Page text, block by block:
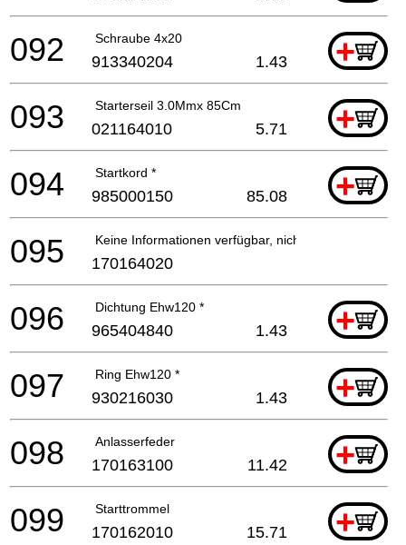
Schraube 4x20 +
092 913340204 1.43
Starterseil 3.0Mmx 85Cm +
093 021164010 5.71
Startkord * +
094 985000150 85.08
Keine Informationen verfügbar, nicht bestellbar
095 170164020
Dichtung Ehw120 * +
096 965404840 1.43
Ring Ehw120 * +
097 930216030 1.43
Anlasserfeder +
098 170163100 11.42
Starttrommel +
099 170162010 15.71